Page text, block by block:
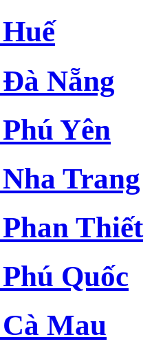
Nẵng
Yên
Trang
Thiết
Quốc
Mau